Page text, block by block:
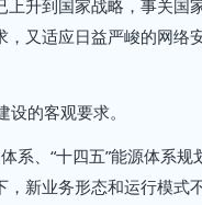
升到国家战略，事关
又适应日益严峻的网
设的客观要求。
系、“十四五”能源体系
新业务形态和运行模